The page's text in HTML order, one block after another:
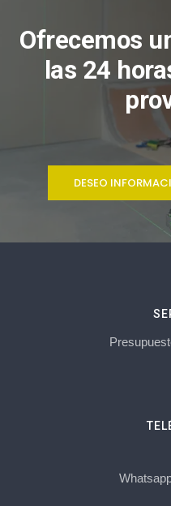
Ofrecemos
las 24
DESEO